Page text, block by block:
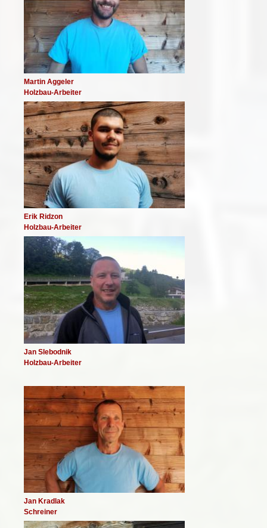
Martin Aggeler
Holzbau-Arbeiter
Image
Erik Ridzon
Holzbau-Arbeiter
Image
Jan Slebodnik
Holzbau-Arbeiter
Jan Kradlak
Schreiner
Image